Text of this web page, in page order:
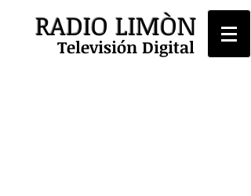
RADIO LIMÒN
Televisión Digital